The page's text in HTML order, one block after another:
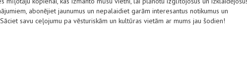
abonējiet jaunumus un nepalaidiet garām interesantus notikumus un
savu ceļojumu pa vēsturiskām un kultūras vietām ar mums jau šodien!